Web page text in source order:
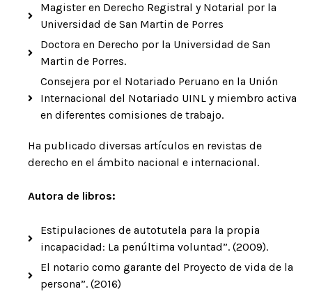
Magister en Derecho Registral y Notarial por la
Universidad de San Martin de Porres
Doctora en Derecho por la Universidad de San
Martin de Porres.
Consejera por el Notariado Peruano en la Unión
Internacional del Notariado UINL y miembro activa
en diferentes comisiones de trabajo.
Ha publicado diversas artículos en revistas de
derecho en el ámbito nacional e internacional.
Autora de libros:
Estipulaciones de autotutela para la propia
incapacidad: La penúltima voluntad”. (2009).
El notario como garante del Proyecto de vida de la
persona”. (2016)